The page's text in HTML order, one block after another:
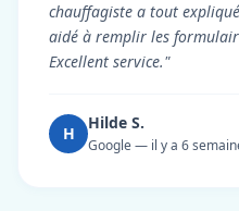
chauffagiste a tout
aidé à remplir les
Excellent service."
H
Hilde S.
Google — il y a 6